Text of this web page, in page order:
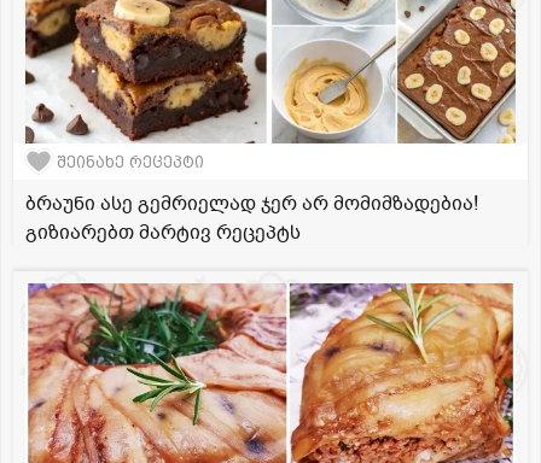
შეინახე რეცეპტი
ბრაუნი ასე გემრიელად ჯერ არ მომიმზადებია!
გიზიარებთ მარტივ რეცეპტს